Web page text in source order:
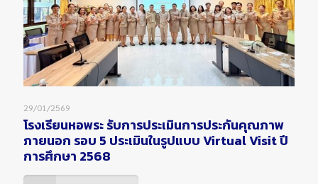
29/01/2569
โรงเรียนหอพระ รับการประเมินการประกันคุณภาพ
ภายนอก รอบ 5 ประเมินในรูปแบบ Virtual Visit ปี
การศึกษา 2568